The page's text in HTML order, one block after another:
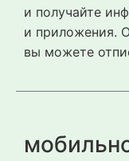
и получайте
и приложения.
вы можете